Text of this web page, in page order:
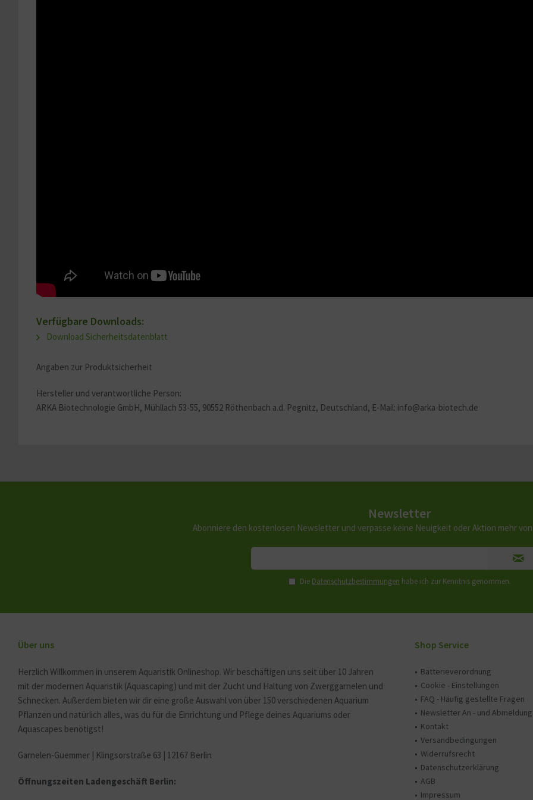
Verfügbare Downloads:
Download Sicherheitsdatenblatt
Angaben zur Produktsicherheit
Hersteller und verantwortliche Person:
ARKA Biotechnologie GmbH, Mühllach 53-55, 90552 Röthenbach a.d. Pegnitz, Deutschland, E-Mail: info@arka-biotech.de
Newsletter
Abonniere den kostenlosen Newsletter und verpasse keine Neuigkeit oder Aktion mehr von
Die Datenschutzbestimmungen habe ich zur Kenntnis genommen.
Über uns
Herzlich Willkommen in unserem Aquaristik Onlineshop. Wir beschäftigen uns seit über 10 Jahren
mit der modernen Aquaristik (Aquascaping) und mit der Zucht und Haltung von Zwerggarnelen und
Schnecken. Außerdem bieten wir dir eine große Auswahl von über 150 verschiedenen Aquarium
Pflanzen und natürlich alles, was du für die Einrichtung und Pflege deines Aquariums oder
Aquascapes benötigst!
Garnelen-Guemmer | Klingsorstraße 63 | 12167 Berlin
Öffnungszeiten Ladengeschäft Berlin:
Shop Service
Batterieverordnung
Cookie - Einstellungen
FAQ - Häufig gestellte Fragen
Newsletter An - und Abmeldung
Kontakt
Versandbedingungen
Widerrufsrecht
Datenschutzerklärung
AGB
Impressum